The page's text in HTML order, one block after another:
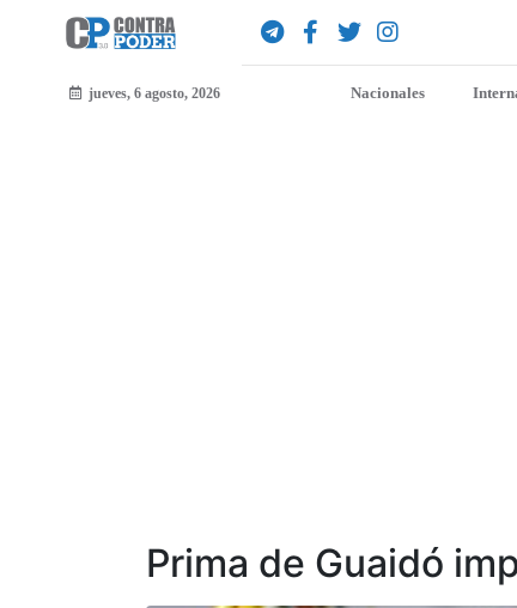
jueves, 6 agosto, 2026 Nacionales
Prima de Guaidó